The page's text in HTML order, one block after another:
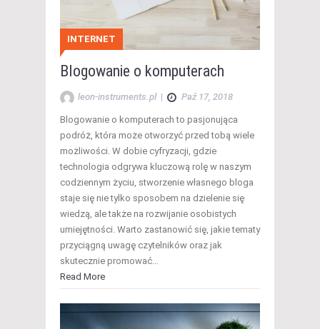
INTERNET
Blogowanie o komputerach
leon-instruments.pl | Paź 17, 2018
Blogowanie o komputerach to pasjonująca
podróż, która może otworzyć przed tobą wiele
możliwości. W dobie cyfryzacji, gdzie
technologia odgrywa kluczową rolę w naszym
codziennym życiu, stworzenie własnego bloga
staje się nie tylko sposobem na dzielenie się
wiedzą, ale także na rozwijanie osobistych
umiejętności. Warto zastanowić się, jakie tematy
przyciągną uwagę czytelników oraz jak
skutecznie promować…
Read More